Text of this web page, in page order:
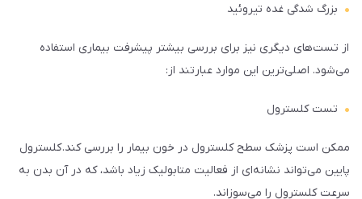
بزرگ شدگی غده تیروئید
از تست‌های دیگری نیز برای بررسی بیشتر پیشرفت بیماری استفاده
می‌شود. اصلی‌ترین این موارد عبارتند از:
تست کلسترول
ممکن است پزشک سطح کلسترول در خون بیمار را بررسی کند. کلسترول
پایین می‌تواند نشانه‌ای از فعالیت متابولیک زیاد باشد، که در آن بدن به
سرعت کلسترول را می‌سوزاند.